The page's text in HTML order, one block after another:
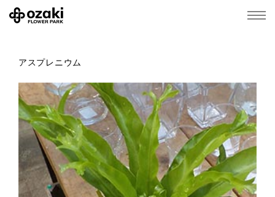
アスプレニウム